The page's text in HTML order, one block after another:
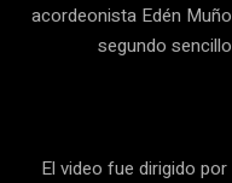
acordeonista Edén
segundo
El video fue dirigido